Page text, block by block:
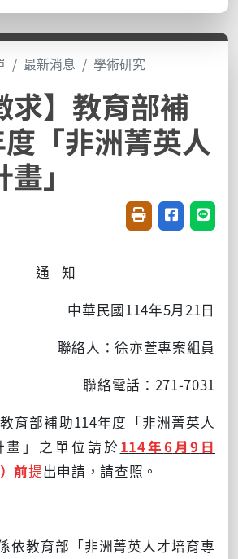
最新消息 學術研究
求】教育部補
「非洲菁英人
」
友善列印(開新視
分享至臉書
分享
通
知
中華民國114年5月 21日
聯絡人：徐亦萱專案組員
聯絡電話： 271-7031
育部補助114年度「非洲菁英人
畫」之單位請於 114年6月9 日
前提出申請，請查照。
教育部「非洲菁英人才培育專